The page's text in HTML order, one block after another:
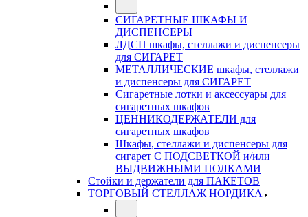
СИГАРЕТНЫЕ ШКАФЫ И
ДИСПЕНСЕРЫ
ЛДСП шкафы, стеллажи и диспенсеры
для СИГАРЕТ
МЕТАЛЛИЧЕСКИЕ шкафы, стеллажи
и диспенсеры для СИГАРЕТ
Сигаретные лотки и аксессуары для
сигаретных шкафов
ЦЕННИКОДЕРЖАТЕЛИ для
сигаретных шкафов
Шкафы, стеллажи и диспенсеры для
сигарет С ПОДСВЕТКОЙ и/или
ВЫДВИЖНЫМИ ПОЛКАМИ
Стойки и держатели для ПАКЕТОВ
ТОРГОВЫЙ СТЕЛЛАЖ НОРДИКА